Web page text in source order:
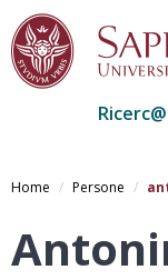
alHome Persone